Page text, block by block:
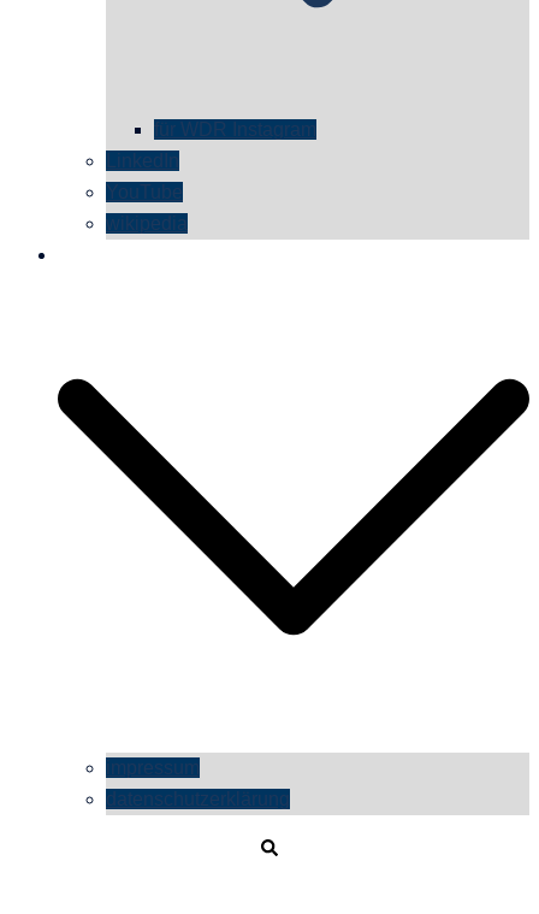
für WDR Instagram
LinkedIn
YouTube
wikipedia
impressum
datenschutzerklärung